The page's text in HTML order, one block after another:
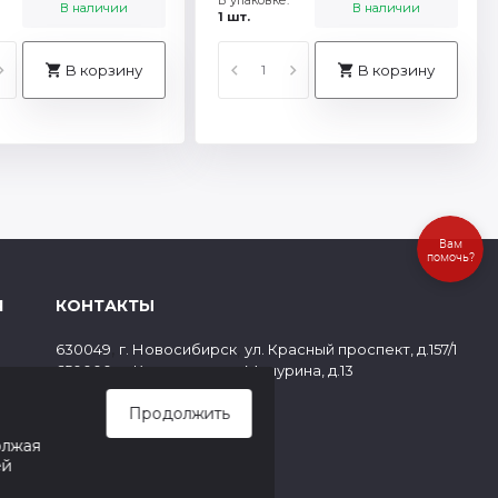
В наличии
В корзину
1 шт.
В наличии
В корзину
КОНТАКТЫ
630049 г. Новосибирск ул. Красный проспект, д.157/1
650000
г. Кемерово ул. Мичурина, д.13
8 (800) 500-73-43
paper@cf1.ru
Продолжить
Вам
помочь?